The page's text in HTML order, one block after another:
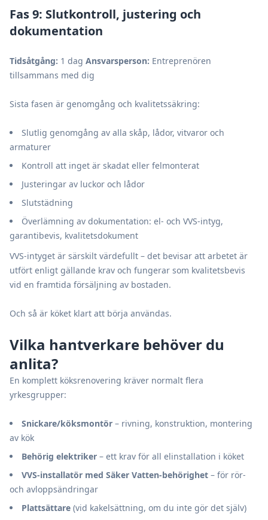
Fas 9: Slutkontroll, justering och
dokumentation
Tidsåtgång: 1 dag Ansvarsperson: Entreprenören
tillsammans med dig
Sista fasen är genomgång och kvalitetssäkring:
Slutlig genomgång av alla skåp, lådor, vitvaror och
armaturer
Kontroll att inget är skadat eller felmonterat
Justeringar av luckor och lådor
Slutstädning
Överlämning av dokumentation: el- och VVS-intyg,
garantibevis, kvalitetsdokument
VVS-intyget är särskilt värdefullt – det bevisar att arbetet är
utfört enligt gällande krav och fungerar som kvalitetsbevis
vid en framtida försäljning av bostaden.
Och så är köket klart att börja användas.
Vilka hantverkare behöver du
anlita?
En komplett köksrenovering kräver normalt flera
yrkesgrupper:
Snickare/köksmontör – rivning, konstruktion, montering
av kök
Behörig elektriker – ett krav för all elinstallation i köket
VVS-installatör med Säker Vatten-behörighet – för rör-
och avloppsändringar
Plattsättare (vid kakelsättning, om du inte gör det själv)